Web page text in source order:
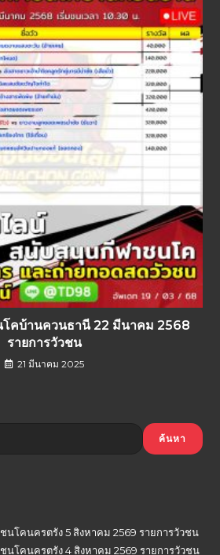
คบ้านควนธานี 22 มีนาคม 2568
รายการวัวชน
21 มีนาคม 2025
ค้นหา
โคนครตรัง 5 สิงหาคม 2569 รายการวัวชน
โคนครตรัง 4 สิงหาคม 2569 รายการวัวชน